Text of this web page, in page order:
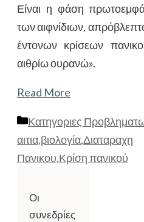
Είναι η φάση
των αιφνίδιων,
έντονων κρίσεων
αιθρίω ουρανώ».
Read More
Κατηγορίες
Κατηγοριες
αιτια,βιολογία,Διαταραχη
Πανικου,Κρίση πανικού
Οι
συνεδρίες